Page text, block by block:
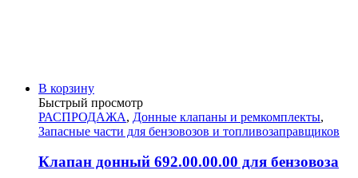
В корзину
Быстрый просмотр
РАСПРОДАЖА, Донные клапаны и ремкомплекты,
Запасные части для бензовозов и топливозаправщиков
Клапан донный 692.00.00.00 для бензовоза